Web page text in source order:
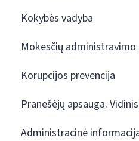
Kokybės vadyba
Mokesčių administravimo
Korupcijos prevencija
Pranešėjų apsauga.
Administracinė